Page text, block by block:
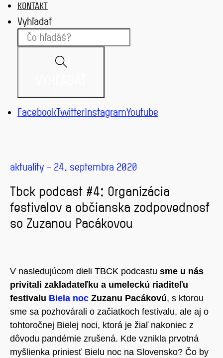
KONTAKT
Vyhľadať
FacebookTwitterInstagramYoutube
aktuality – 24. septembra 2020
Tbck podcast #4: Organizácia
festivalov a občianska zodpovednosť
so Zuzanou Pacákovou
V nasledujúcom dieli TBCK podcastu sme u nás
privítali zakladateľku a umeleckú riaditeľu
festivalu Biela noc Zuzanu Pacákovú, s ktorou
sme sa pozhovárali o začiatkoch festivalu, ale aj o
tohtoročnej Bielej noci, ktorá je žiaľ nakoniec z
dôvodu pandémie zrušená. Kde vznikla prvotná
myšlienka priniesť Bielu noc na Slovensko? Čo by